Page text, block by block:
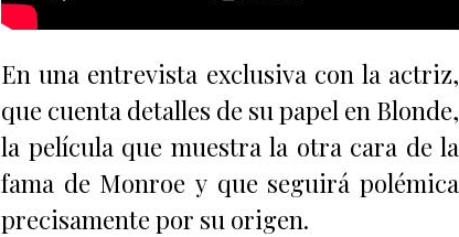
En una entrevista exclusiva con la actriz,
que cuenta detalles de su papel en Blonde,
la película que muestra la otra cara de la
fama de Monroe y que seguirá polémica
precisamente por su origen.